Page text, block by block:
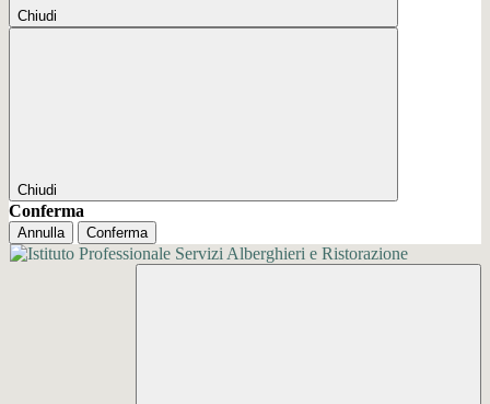
Chiudi
Chiudi
Conferma
Annulla Conferma